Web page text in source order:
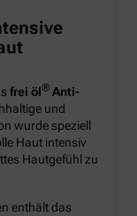
frei öl® Anti-
und
wurde speziell
Haut intensiv
Hautgefühl zu
enthält das